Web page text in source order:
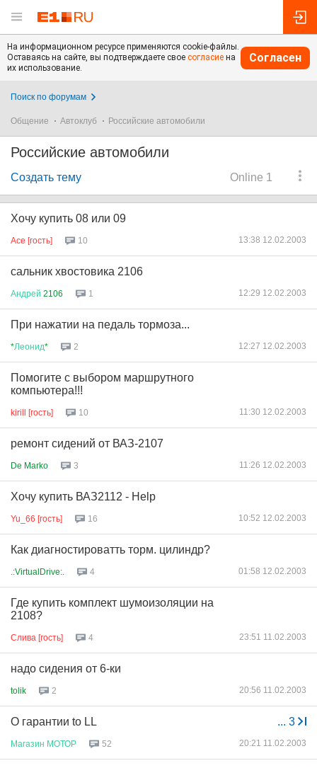
На информационном ресурсе применяются cookie-файлы.
Оставаясь на сайте, вы подтверждаете свое согласие на
их использование.
Согласен
Поиск по форумам
Общение Автоклуб Российские автомобили
Российские автомобили
Online 1
Создать тему
Хочу купить 08 или 09
Асе [гость] 10 13:38 12.02.2003
сальник хвостовика 2106
Андрей 2106 1 12:29 12.02.2003
При нажатии на педаль тормоза...
*Леонид* 2 12:27 12.02.2003
Помогите с выбором маршрутного
компьютера!!!
kirill [гость] 10 11:30 12.02.2003
ремонт сидений от ВАЗ-2107
De Marko 3 11:26 12.02.2003
Хочу купить ВАЗ2112 - Help
Yu_66 [гость] 16 10:52 12.02.2003
Как диагностироватть торм. цилиндр?
.:VirtualDrive:. 4 01:58 12.02.2003
Где купить комплект шумоизоляции на
2108?
Слива [гость] 4 23:51 11.02.2003
надо сидения от 6-ки
tolik 2 20:56 11.02.2003
... 3
О гарантии to LL
Магазин МОТОР 52 20:21 11.02.2003